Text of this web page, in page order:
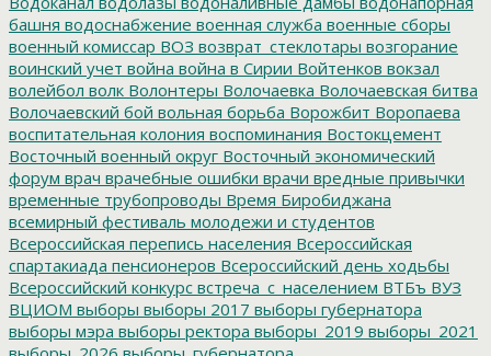
башня водоснабжение военная служба военные сборы
военный комиссар ВОЗ возврат_стеклотары возгорание
воинский учет война война в Сирии Войтенков вокзал
волейбол волк Волонтеры Волочаевка Волочаевская битва
Волочаевский бой вольная борьба Ворожбит Воропаева
воспитательная колония воспоминания Востокцемент
Восточный военный округ Восточный экономический
форум врач врачебные ошибки врачи вредные привычки
временные трубопроводы Время Биробиджана
всемирный фестиваль молодежи и студентов
Всероссийская перепись населения Всероссийская
спартакиада пенсионеров Всероссийский день ходьбы
Всероссийский конкурс встреча_с_населением ВТБъ ВУЗ
ВЦИОМ выборы выборы 2017 выборы губернатора
выборы мэра выборы ректора выборы_2019 выборы_2021